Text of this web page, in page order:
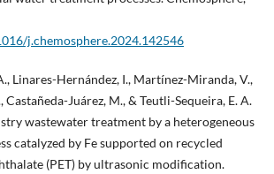
j.chemosphere.2024.142546
Linares-Hernández, I., Martínez-Miranda, V.,
Castañeda-Juárez, M., & Teutli-Sequeira, E. A.
wastewater treatment by a heterogeneous
catalyzed by Fe supported on recycled
(PET) by ultrasonic modification.